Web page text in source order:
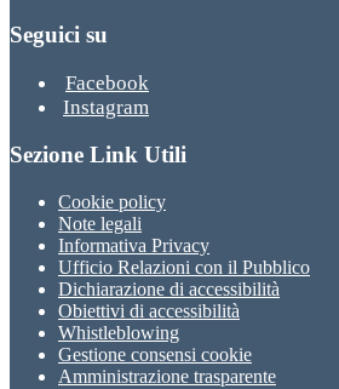
Seguici su
Facebook
Instagram
Sezione Link Utili
Cookie policy
Note legali
Informativa Privacy
Ufficio Relazioni con il Pubblico
Dichiarazione di accessibilità
Obiettivi di accessibilità
Whistleblowing
Gestione consensi cookie
Amministrazione trasparente